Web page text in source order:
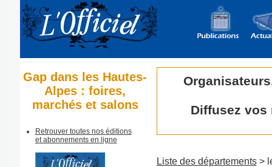
Gap dans les Hautes-
Alpes : foires,
marchés et salons
Retrouver toutes nos éditions
et abonnements en ligne
Diffusez vos
Liste des départements>